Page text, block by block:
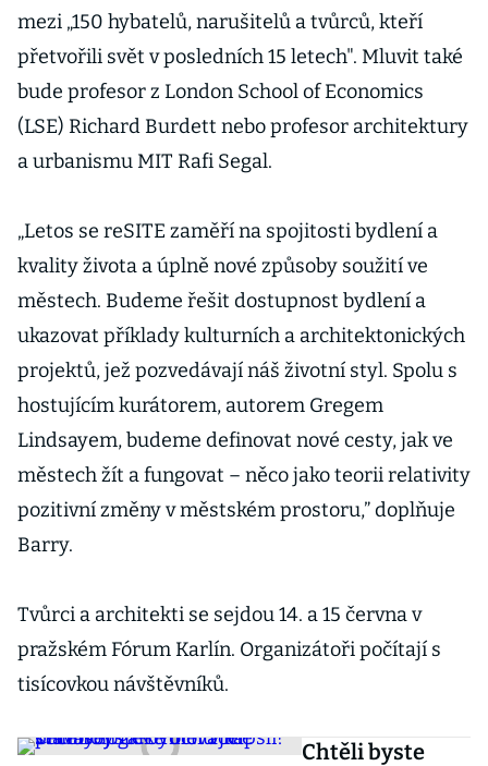
mezi „150 hybatelů, narušitelů a tvůrců, kteří
přetvořili svět v posledních 15 letech". Mluvit také
bude profesor z London School of Economics
(LSE) Richard Burdett nebo profesor architektury
a urbanismu MIT Rafi Segal.
„Letos se reSITE zaměří na spojitosti bydlení a
kvality života a úplně nové způsoby soužití ve
městech. Budeme řešit dostupnost bydlení a
ukazovat příklady kulturních a architektonických
projektů, jež pozvedávají náš životní styl. Spolu s
hostujícím kurátorem, autorem Gregem
Lindsayem, budeme definovat nové cesty, jak ve
městech žít a fungovat – něco jako teorii relativity
pozitivní změny v městském prostoru,” doplňuje
Barry.
Tvůrci a architekti se sejdou 14. a 15 června v
pražském Fórum Karlín. Organizátoři počítají s
tisícovkou návštěvníků.
Chtěli byste